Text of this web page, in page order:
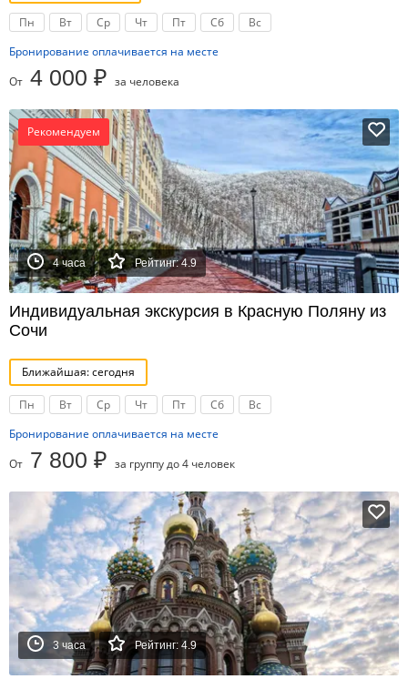
Пн Вт Ср Чт Пт Сб
Вс
Бронирование оплачивается на месте
От 4 000 ₽ за человека
Рекомендуем
4 часа Рейтинг: 4.9
Индивидуальная экскурсия в Красную Поляну из
Сочи
Ближайшая: сегодня
Пн Вт Ср Чт Пт Сб
Вс
Бронирование оплачивается на месте
От 7 800 ₽ за группу до 4 человек
3 часа Рейтинг: 4.9